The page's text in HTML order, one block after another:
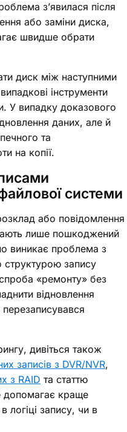
з’явилася після
або заміни диска,
швидше обрати
диск між наступними
інструменти
У випадку доказового
даних, але й
та
на копії.
системи
або повідомлення
лише пошкоджений
виникає проблема з
запису
«ремонту» без
відновлення
дивіться також
записів з DVR/NVR,
з RAID та статтю
допомагає краще
логіці запису, чи в